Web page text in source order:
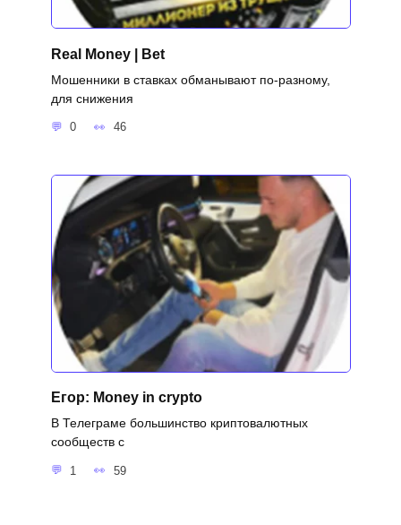
Real Money | Bet
Мошенники в ставках обманывают по-разному,
для снижения
0 46
Егор: Money in crypto
В Телеграме большинство криптовалютных
сообществ с
1 59